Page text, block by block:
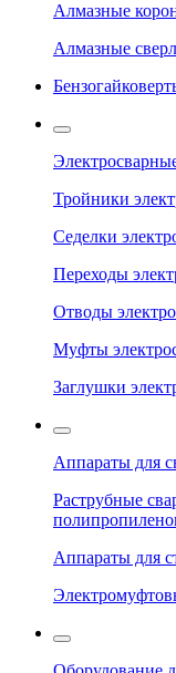
Алмазные
Алмазные
Тройники
Седелки
Переходы
Отводы
Муфты
Заглушки
Аппараты для
Раструбные
Аппараты для